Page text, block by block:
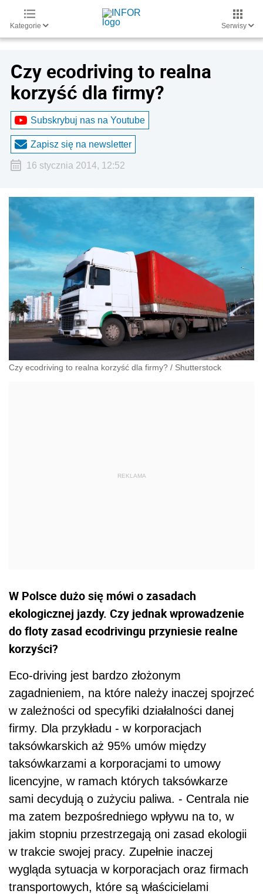
Kategorie Serwisy
Czy ecodriving to realna
korzyść dla firmy?
Subskrybuj nas na Youtube
Zapisz się na newsletter
16 stycznia 2014, 12:52
Czy ecodriving to realna korzyść dla firmy? / Shutterstock
W Polsce dużo się mówi o zasadach
ekologicznej jazdy. Czy jednak wprowadzenie
do floty zasad ecodrivingu przyniesie realne
korzyści?
Eco-driving jest bardzo złożonym
zagadnieniem, na które należy inaczej spojrzeć
w zależności od specyfiki działalności danej
firmy. Dla przykładu - w korporacjach
taksówkarskich aż 95% umów między
taksówkarzami a korporacjami to umowy
licencyjne, w ramach których taksówkarze
sami decydują o zużyciu paliwa. - Centrala nie
ma zatem bezpośredniego wpływu na to, w
jakim stopniu przestrzegają oni zasad ekologii
w trakcie swojej pracy. Zupełnie inaczej
wygląda sytuacja w korporacjach oraz firmach
transportowych, które są właścicielami